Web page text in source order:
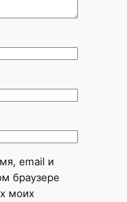
email и
браузере
моих